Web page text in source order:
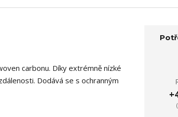
carbonu. Díky extrémně nízké
Dodává se s ochranným